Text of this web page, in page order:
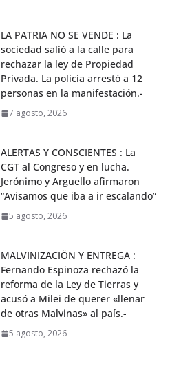
LA PATRIA NO SE VENDE : La
sociedad salió a la calle para
rechazar la ley de Propiedad
Privada. La policía arrestó a 12
personas en la manifestación.-
7 agosto, 2026
ALERTAS Y CONSCIENTES : La
CGT al Congreso y en lucha.
Jerónimo y Arguello afirmaron
“Avisamos que iba a ir escalando”
5 agosto, 2026
MALVINIZACIÖN Y ENTREGA :
Fernando Espinoza rechazó la
reforma de la Ley de Tierras y
acusó a Milei de querer «llenar
de otras Malvinas» al país.-
5 agosto, 2026